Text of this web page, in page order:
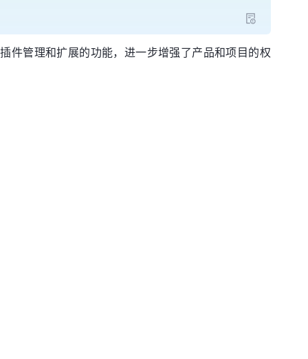
件管理和扩展的功能，进一步增强了产品和项目的权